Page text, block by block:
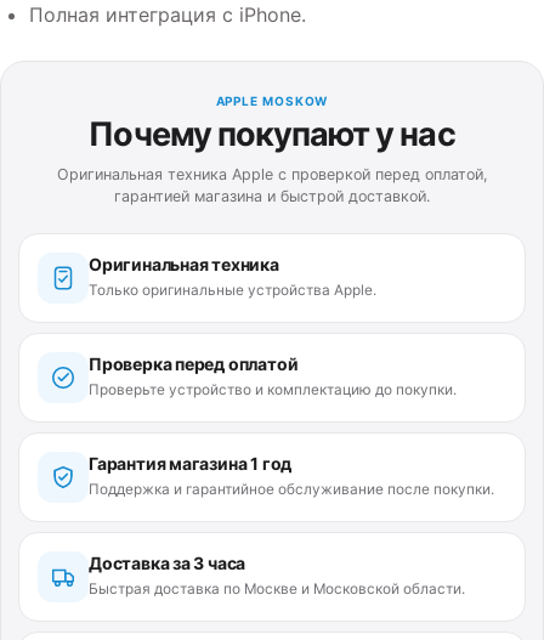
Полная интеграция с iPhone.
APPLE MOSKOW
Почему покупают у нас
Оригинальная техника Apple с проверкой перед оплатой,
гарантией магазина и быстрой доставкой.
Оригинальная техника
Только оригинальные устройства Apple.
Проверка перед оплатой
Проверьте устройство и комплектацию до покупки.
Гарантия магазина 1 год
Поддержка и гарантийное обслуживание после покупки.
Доставка за 3 часа
Быстрая доставка по Москве и Московской области.